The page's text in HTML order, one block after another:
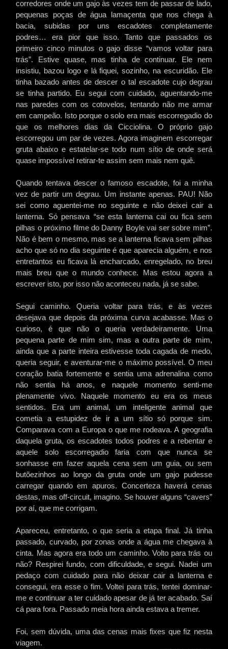
corredores onde um gajo às vezes tem de passar de lado,
pequenas poças de água lamaçenta que nos chega à
bacia, subidas por uns escadotes completamente
podres… era pior que isso. Tanto que passados os
primeiro cinco minutos o gajo disse “vamos voltar para
trás”. Estive quase, mas tinha de continuar. Ele nem
insistiu, bazou logo e lá fiquei, sozinho, na escuridão. Ele
tinha bazado antes de descer o tal escadote cujo degrau
se tinha partido. Eu segui com cuidado, aguentando-me
nas paredes com os cotovelos, tentando não me armar
em campeão. Isto porque o solo era mais escorregadio do
que os melhores dias da
Cicciolina. O próprio gajo
escorregou um par de vezes. Agora imaginem escorregar
gruta abaixo e estatelar-se todo num sítio de onde será
quase impossível retirar-te assim sem mais nem quê.
Quando tentava descer o famoso escadote, foi a minha
vez de partir um degrau. Um instante apenas. PAU! Não
sei como aguentei-me no seguinte e não deixei cair a
lanterna. Só pensava “se esta lanterna cai ou fica sem
pilhas o próximo filme do Danny Boyle vai ser sobre mim”.
Não é bem o mesmo, mas se a lanterna ficava sem pilhas
acho que só no dia seguinte é que aparecia alguém, e nos
entretantos eu ficava lá encharcado, enregelado, no breu
mais breu que o mundo conhece. Mas estou agora a
escrever isto, por isso não aconteceu nada, já se sabe.
Segui caminho. Queria voltar para trás, e às vezes
desejava que depois da próxima curva acabasse. Mas o
curioso, é que não o queria verdadeiramente. Uma
pequena parte de mim sim, mas a outra parte de mim,
ainda que a parte inteira estivesse toda cagada de medo,
queria seguir, e aventurar-me o máximo possível. O meu
coração batia fortemente e sentia uma adrenalina como
não sentia há anos, e naquele momento senti-me
plenamente vivo. Naquele momento eu era os meus
sentidos. Era um animal, um inteligente animal que
cometia a estupidez de ir a um sítio só porque sim.
Comparava com a Europa o que me rodeava. A geografia
daquela gruta, os escadotes todos podres e a rebentar e
aquele solo escorregadio faria com que nunca se
sonhasse em fazer aquela cena sem um guia, ou sem
butõezinhos ao longo da gruta onde um gajo pudesse
carregar quando em apuros. Concerteza haverá cenas
destas, mas off-circuit, imagino. Se houver alguns “cavers”
por aí, que me corrigam.
Apareceu, entretanto, o que seria a etapa final. Já tinha
passado, curvado, por zonas onde a água me chegava à
cinta. Mas agora era todo um caminho. Volto para trás ou
não? Respirei fundo, com dificuldade, e segui. Nadei um
pedaço com cuidado para não deixar cair a lanterna e
consegui, era esse o fim. Voltei para trás, tentei dominar-
me e continuar a ter cuidado apesar de já ter acabado. Saí
cá para fora. Passado meia hora ainda estava a tremer.
Foi, sem dúvida, uma das cenas mais fixes que fiz nesta
viagem.